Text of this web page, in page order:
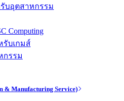
บอุตสาหกรรม
Computing
บเกมส์
กรรม
& Manufacturing Service)